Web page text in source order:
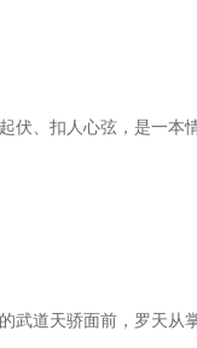
伏、扣人心弦，是一
武道天骄面前，罗天从